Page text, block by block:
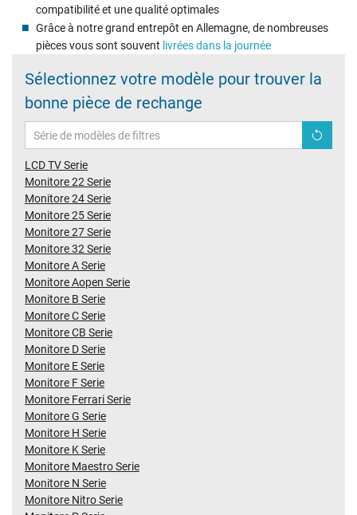
compatibilité et une qualité optimales
Grâce à notre grand entrepôt en Allemagne, de nombreuses
pièces vous sont souvent livrées dans la journée
Sélectionnez votre modèle pour trouver la
bonne pièce de rechange
LCD TV Serie
Monitore 22 Serie
Monitore 24 Serie
Monitore 25 Serie
Monitore 27 Serie
Monitore 32 Serie
Monitore A Serie
Monitore Aopen Serie
Monitore B Serie
Monitore C Serie
Monitore CB Serie
Monitore D Serie
Monitore E Serie
Monitore F Serie
Monitore Ferrari Serie
Monitore G Serie
Monitore H Serie
Monitore K Serie
Monitore Maestro Serie
Monitore N Serie
Monitore Nitro Serie